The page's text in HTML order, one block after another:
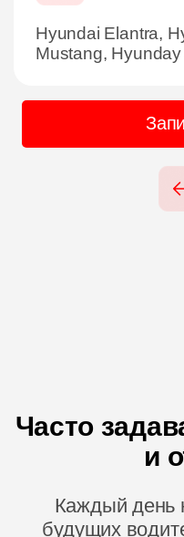
Hyundai Elantra,
Mustang,
Часто
и
Каждый день
будущих